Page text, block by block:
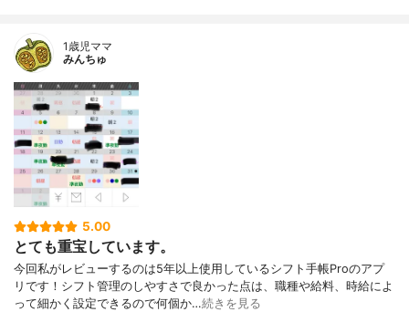
1歳児ママ
みんちゅ
5.00
とても重宝しています。
今回私がレビューするのは5年以上使用しているシフト手帳Proのアプ
リです！シフト管理のしやすさで良かった点は、職種や給料、時給によ
って細かく設定できるので何個か…続きを見る